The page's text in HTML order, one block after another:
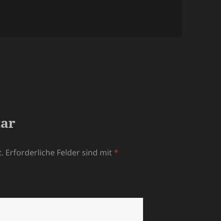
Erforderliche Felder sind mit*